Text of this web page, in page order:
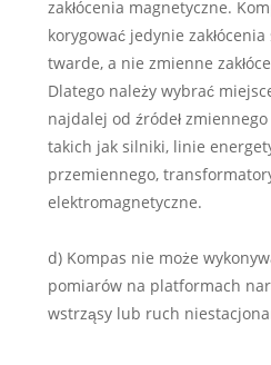
zakłócenia magnetyczne.
korygować jedynie
twarde, a nie zmienne
Dlatego należy wybrać
najdalej od źródeł
takich jak silniki, linie
przemiennego,
elektromagnetyczne.
d) Kompas nie może
pomiarów na platformach
wstrząsy lub ruch